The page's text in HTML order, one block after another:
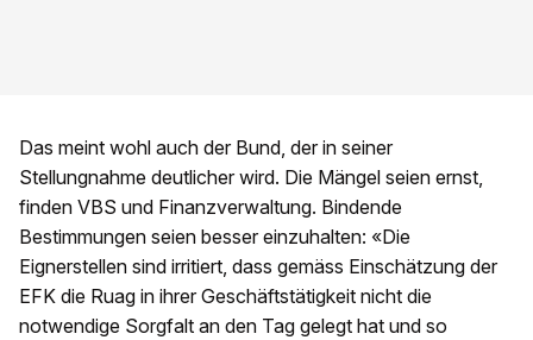
Das meint wohl auch der Bund, der in seiner
Stellungnahme deutlicher wird. Die Mängel seien ernst,
finden VBS und Finanzverwaltung. Bindende
Bestimmungen seien besser einzuhalten: «Die
Eignerstellen sind irritiert, dass gemäss Einschätzung der
EFK die Ruag in ihrer Geschäftstätigkeit nicht die
notwendige Sorgfalt an den Tag gelegt hat und so